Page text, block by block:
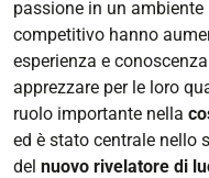
passione in un
competitivo hanno
esperienza e
apprezzare per le loro
ruolo importante nella
ed è stato centrale nello
del nuovo rivelatore di